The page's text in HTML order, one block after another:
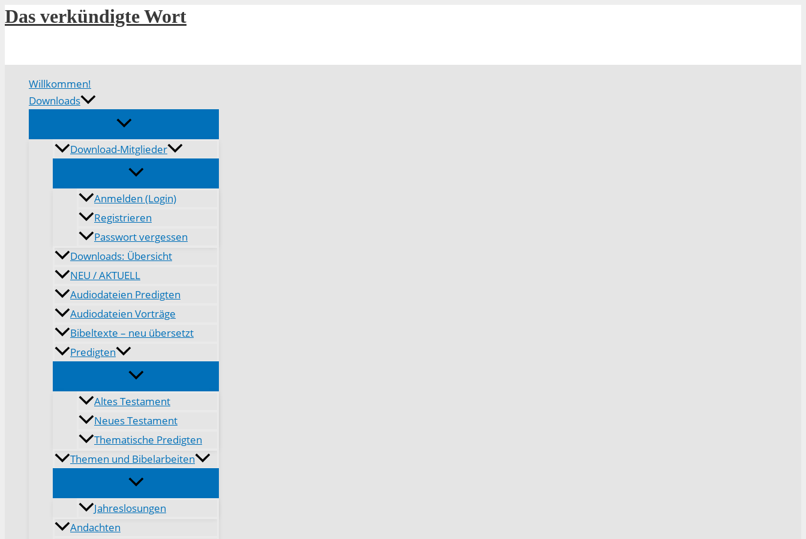
Zum
Inhalt
Das verkündigte Wort
Willkommen!
Downloads
Download-Mitglieder
Anmelden (Login)
Registrieren
Passwort vergessen
Downloads: Übersicht
NEU / AKTUELL
Audiodateien Predigten
Audiodateien Vorträge
Bibeltexte – neu übersetzt
Predigten
Altes Testament
Neues Testament
Thematische Predigten
Themen und Bibelarbeiten
Jahreslosungen
Andachten